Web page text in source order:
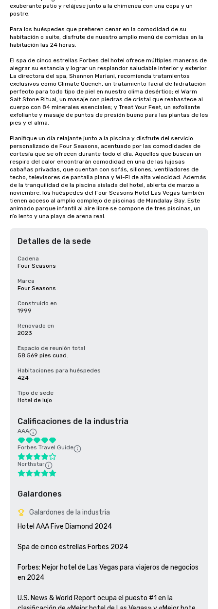
exuberante patio y relájese junto a la chimenea con una copa y un
postre.
Para los huéspedes que prefieren cenar en la comodidad de su
habitación o suite, disfrute de nuestro amplio menú de comidas en la
habitación las 24 horas.
El spa de cinco estrellas Forbes del hotel ofrece múltiples maneras de
alegrar su estancia y lograr un resplandor saludable interior y exterior.
La directora del spa, Shannon Mariani, recomienda tratamientos
exclusivos como Climate Quench, un tratamiento facial de hidratación
perfecto para todo tipo de piel en nuestro clima desértico; el Warm
Salt Stone Ritual, un masaje con piedras de cristal que reabastece al
cuerpo con 84 minerales esenciales; y Treat Your Feet, un exfoliante
exfoliante y masaje de puntos de presión bueno para las plantas de los
pies y el alma.
Planifique un día relajante junto a la piscina y disfrute del servicio
personalizado de Four Seasons, acentuado por las comodidades de
cortesía que se ofrecen durante todo el día. Aquellos que buscan un
respiro del calor encontrarán comodidad en una de las lujosas
cabañas privadas, que cuentan con sofás, sillones, ventiladores de
techo, televisores de pantalla plana y Wi-Fi de alta velocidad. Además
de la tranquilidad de la piscina aislada del hotel, abierta de marzo a
noviembre, los huéspedes del Four Seasons Hotel Las Vegas también
tienen acceso al amplio complejo de piscinas de Mandalay Bay. Este
animado parque infantil al aire libre se compone de tres piscinas, un
río lento y una playa de arena real.
Detalles de la sede
Cadena
Four Seasons
Marca
Four Seasons
Construido en
1999
Renovado en
2023
Espacio de reunión total
58.569 pies cuad.
Habitaciones para huéspedes
424
Tipo de sede
Hotel de lujo
Calificaciones de la industria
AAA
Forbes Travel Guide
Northstar
Galardones
Galardones de la industria
Hotel AAA Five Diamond 2024
Spa de cinco estrellas Forbes 2024
Forbes: Mejor hotel de Las Vegas para viajeros de negocios
en 2024
U.S. News & World Report ocupa el puesto #1 en la